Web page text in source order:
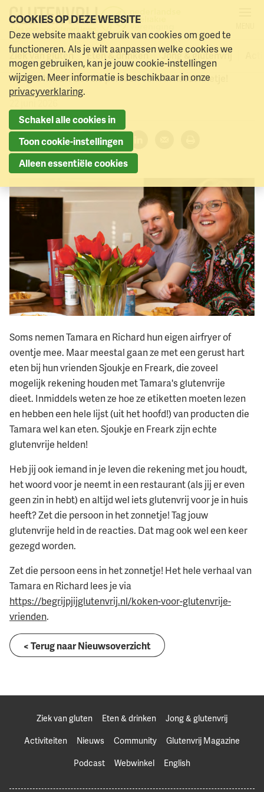
Naar menu Naar hoofdinhoud
Ziek van gluten Eten & drinken Jong & glutenvrij
Glutenvrije helden!
Heb jij ook eeen glutenvrije held in je leven die rekening
met jou houdt? Zet die persoon eens in het zonnetje!
Deel dit artikel:
Facebook
Twitter
Soms nemen Tamara en Richard hun eigen airfryer of
oventje mee. Maar meestal gaan ze met een gerust hart
eten bij hun vrienden Sjoukje en Freark, die zoveel
mogelijk rekening houden met Tamara's glutenvrije
dieet. Inmiddels weten ze hoe ze etiketten moeten lezen
en hebben een hele lijst (uit het hoofd!) van producten die
Tamara wel kan eten. Sjoukje en Freark zijn echte
glutenvrije helden!
Heb jij ook iemand in je leven die rekening met jou houdt,
het woord voor je neemt in een restaurant (als jij er even
geen zin in hebt) en altijd wel iets glutenvrij voor je in huis
heeft? Zet die persoon in het zonnetje! Tag jouw
glutenvrije held in de reacties. Dat mag ook wel een keer
gezegd worden.
Zet die persoon eens in het zonnetje! Het hele verhaal van
Tamara en Richard lees je via
https://begrijpjijglutenvrij.nl/koken-voor-glutenvrije-
vrienden.
< Terug naar Nieuwsoverzicht
Ziek van gluten Eten & drinken
Jong & glutenvrij
Activiteiten
Nieuws Community
Glutenvrij Magazine
Podcast
Webwinkel English
COOKIES OP DEZE WEBSITE
Deze website maakt gebruik van cookies om goed te
functioneren. Als je wilt aanpassen welke cookies we
mogen gebruiken, kan je jouw cookie-instellingen
wijzigen. Meer informatie is beschikbaar in onze
privacyverklaring.
Schakel alle cookies in
Toon cookie-instellingen
Alleen essentiële cookies